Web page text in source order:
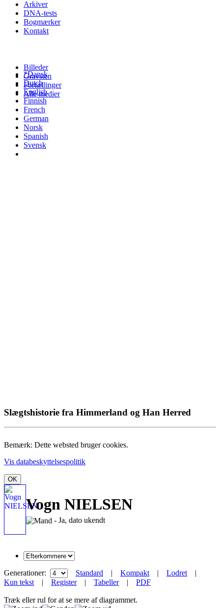
Billeder
Gravsten
Fortællinger
Alle medier
Arkiver
DNA-tests
Bogmærker
Kontakt
*Dansk
Dutch
English
Finnish
French
German
Norsk
Spanish
Svensk
Slægtshistorie fra Himmerland og Han Herred
Bemærk: Dette websted bruger cookies.
Vis databeskyttelsespolitik
OK
Vogn NIELSEN
- Ja, dato ukendt
Generationer: Standard | Kompakt| Lodret|
Kun tekst| Register| Tabeller| PDF
Træk eller rul for at se mere af diagrammet.